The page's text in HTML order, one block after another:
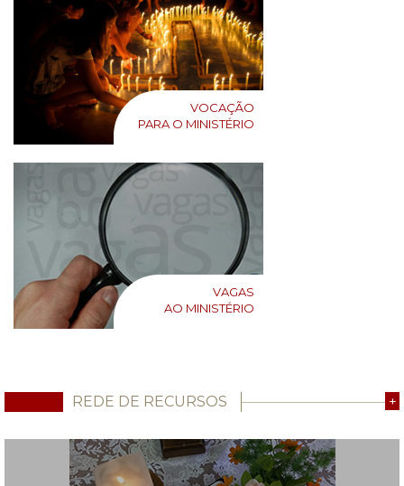
VOCAÇÃO
PARA O MINISTÉRIO
VAGAS
AO MINISTÉRIO
REDE DE RECURSOS +